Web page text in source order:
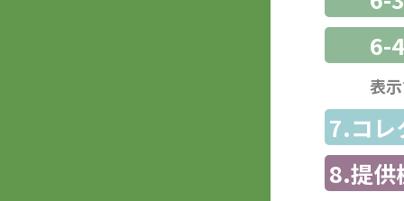
6-
表
7.コレ
8.提供